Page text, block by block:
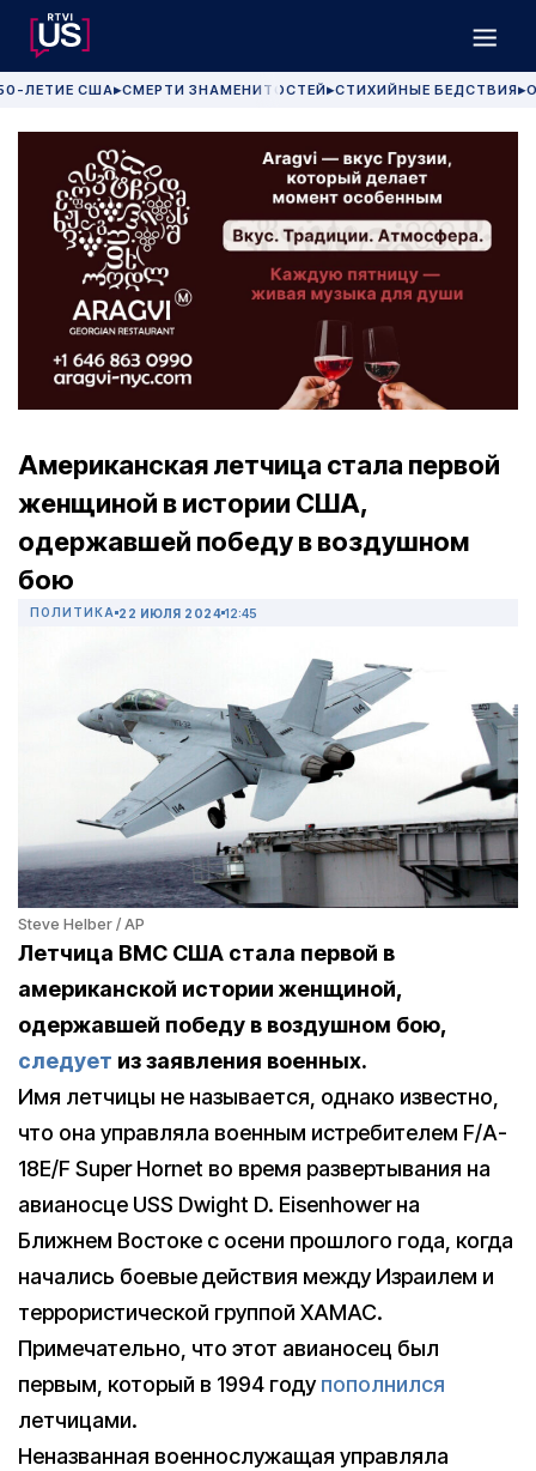
ЛЕТИЕ США▶СМЕРТИ ЗНАМЕНИТОСТЕЙ▶СТИХИЙНЫЕ БЕДСТВИЯ▶
Американская летчица стала первой
женщиной в истории США,
одержавшей победу в воздушном
бою
ПОЛИТИКА 22 ИЮЛЯ 2024 12:45
Steve Helber / AP
Летчица ВМС США стала первой в
американской истории женщиной,
одержавшей победу в воздушном бою,
следует из заявления военных.
Имя летчицы не называется, однако известно,
что она управляла военным истребителем F/A-
18E/F Super Hornet во время развертывания на
авианосце USS Dwight D. Eisenhower на
Ближнем Востоке с осени прошлого года, когда
начались боевые действия между Израилем и
террористической группой ХАМАС.
Примечательно, что этот авианосец был
первым, который в 1994 годупополнился
летчицами.
Неназванная военнослужащая управляла